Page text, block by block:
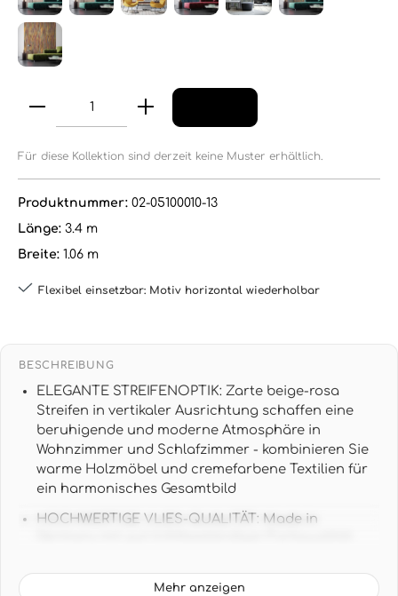
Für diese Kollektion sind derzeit keine Muster erhältlich.
Produktnummer: 02-05100010-13
Länge: 3.4 m
Breite: 1.06 m
Flexibel einsetzbar: Motiv horizontal wiederholbar
BESCHREIBUNG
ELEGANTE STREIFENOPTIK: Zarte beige-rosa
Streifen in vertikaler Ausrichtung schaffen eine
beruhigende und moderne Atmosphäre in
Wohnzimmer und Schlafzimmer - kombinieren Sie
warme Holzmöbel und cremefarbene Textilien für
ein harmonisches Gesamtbild
HOCHWERTIGE VLIES-QUALITÄT: Made in
strapazierfähige Vliestapete behält ihre Schönheit
Mehr anzeigen